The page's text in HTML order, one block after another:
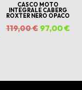
CASCO MOTO
INTEGRALE CABERG
ROXTER NERO OPACO
119,00€ Il
119,00 €.
97,00€Il